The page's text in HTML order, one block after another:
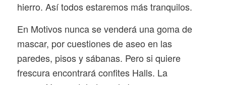
hierro. Así todos estaremos más tranquilos.
En Motivos nunca se venderá una goma de
mascar, por cuestiones de aseo en las
paredes, pisos y sábanas. Pero si quiere
frescura encontrará confites Halls. La